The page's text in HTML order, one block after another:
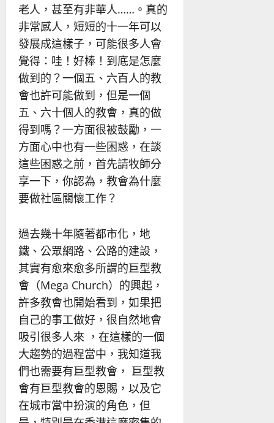
老人，甚至有非華人……。真的
非常感人，短短的十一年可以
發展成這樣子，可能很多人會
覺得：哇！好棒！到底是怎麼
做到的？一個五、六百人的教
會也許可能做到，但是一個
五、六十個人的教會，真的做
得到嗎？一方面很被鼓勵，一
方面心中也有一些困惑，在談
這些困惑之前，首先請牧師分
享一下，你認為，教會為什麼
要做社區關懷工作？
過去幾十年隨著都市化，地
鐵、公眾網路、公路的建設，
其實有愈來愈多所謂的巨型教
會（Mega Church）的興起，
許多教會也開始看到，如果把
自己的事工做好，很自然地會
吸引很多人來 ，在這樣的一個
大趨勢的過程當中，我知道我
們也需要有巨型教會， 巨型教
會有巨型教會的恩賜，以及它
在城市當中扮演的角色，但